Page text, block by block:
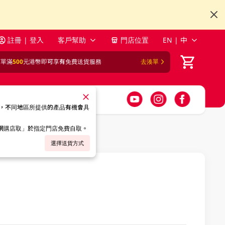
註冊 | 登入 客戶幫助 門店位置 EN | 中
滿500元港幣即可享有免費送貨服務 去湊單
不同地區所提供的產品有機會具
店取」於指定門店免費自取。
選擇送貨方式